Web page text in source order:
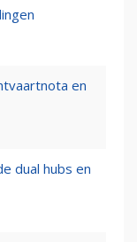
en
dual hubs en